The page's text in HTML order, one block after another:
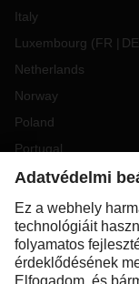
Italy
Luxembourg (FR DE
Netherlands
Norway
Poland
Portugal
Romania
Slovakia
Spain
Sweden
Switzerland( DE FR)